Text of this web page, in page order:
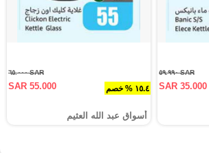
SAR ٥٩.٩٩٠
SAR 35.000 ١٥.٤ % خصم
SAR ٦٥.٠٠٠
SAR 55.000
أسواق عبد الله العثيم